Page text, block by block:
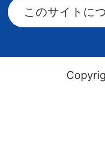
このサイトに